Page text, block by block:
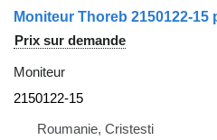
Moniteur Thoreb 2150122-15
Prix sur demande
Moniteur
2150122-15
Roumanie, Cristesti